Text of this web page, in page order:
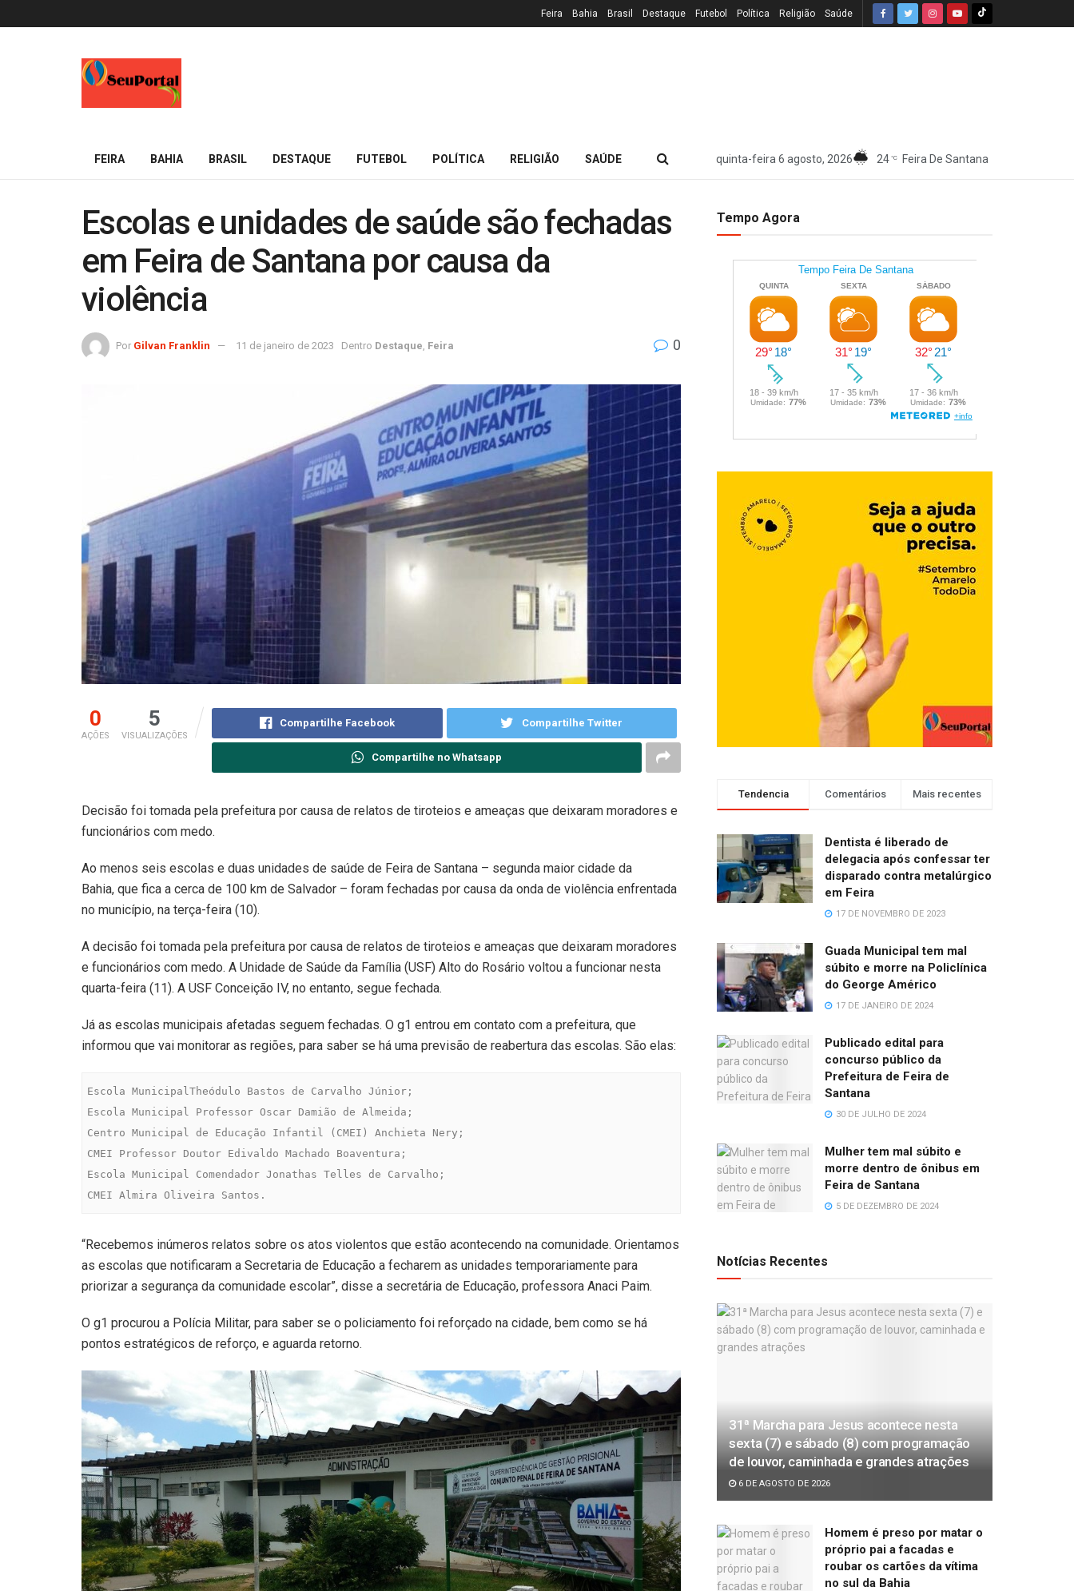
Feira Bahia Brasil Destaque Futebol Política Religião Saúde
FEIRA BAHIA BRASIL DESTAQUE FUTEBOL POLÍTICA RELIGIÃO SAÚDE quinta-feira 6 agosto, 2026 24 °C Feira De Santana
Escolas e unidades de saúde são fechadas
em Feira de Santana por causa da
violência
Por Gilvan Franklin 11 de janeiro de 2023 Dentro Destaque Feira 0
0
AÇÕES
5
VISUALIZAÇÕES
Compartilhe Facebook Compartilhe Twitter
Compartilhe no Whatsapp
Decisão foi tomada pela prefeitura por causa de relatos de tiroteios e ameaças que deixaram moradores e
funcionários com medo.
Ao menos seis escolas e duas unidades de saúde de Feira de Santana – segunda maior cidade da
Bahia, que fica a cerca de 100 km de Salvador – foram fechadas por causa da onda de violência enfrentada
no município, na terça-feira (10).
A decisão foi tomada pela prefeitura por causa de relatos de tiroteios e ameaças que deixaram moradores
e funcionários com medo. A Unidade de Saúde da Família (USF) Alto do Rosário voltou a funcionar nesta
quarta-feira (11). A USF Conceição IV, no entanto, segue fechada.
Já as escolas municipais afetadas seguem fechadas. O g1 entrou em contato com a prefeitura, que
informou que vai monitorar as regiões, para saber se há uma previsão de reabertura das escolas. São elas:
Escola MunicipalTheódulo Bastos de Carvalho Júnior;
Escola Municipal Professor Oscar Damião de Almeida;
Centro Municipal de Educação Infantil (CMEI) Anchieta Nery;
CMEI Professor Doutor Edivaldo Machado Boaventura;
Escola Municipal Comendador Jonathas Telles de Carvalho;
CMEI Almira Oliveira Santos.
“Recebemos inúmeros relatos sobre os atos violentos que estão acontecendo na comunidade. Orientamos
as escolas que notificaram a Secretaria de Educação a fecharem as unidades temporariamente para
priorizar a segurança da comunidade escolar”, disse a secretária de Educação, professora Anaci Paim.
O g1 procurou a Polícia Militar, para saber se o policiamento foi reforçado na cidade, bem como se há
pontos estratégicos de reforço, e aguarda retorno.
Tempo Agora
Tendencia Comentários Mais recentes
Dentista é liberado de
delegacia após confessar ter
disparado contra metalúrgico
em Feira
17 DE NOVEMBRO DE 2023
Guada Municipal tem mal
súbito e morre na Policlínica
do George Américo
17 DE JANEIRO DE 2024
Publicado edital para
concurso público da
Prefeitura de Feira de
Santana
30 DE JULHO DE 2024
Mulher tem mal súbito e
morre dentro de ônibus em
Feira de Santana
5 DE DEZEMBRO DE 2024
Notícias Recentes
31ª Marcha para Jesus acontece nesta
sexta (7) e sábado (8) com programação
de louvor, caminhada e grandes atrações
6 DE AGOSTO DE 2026
Homem é preso por matar o
próprio pai a facadas e
roubar os cartões da vítima
no sul da Bahia